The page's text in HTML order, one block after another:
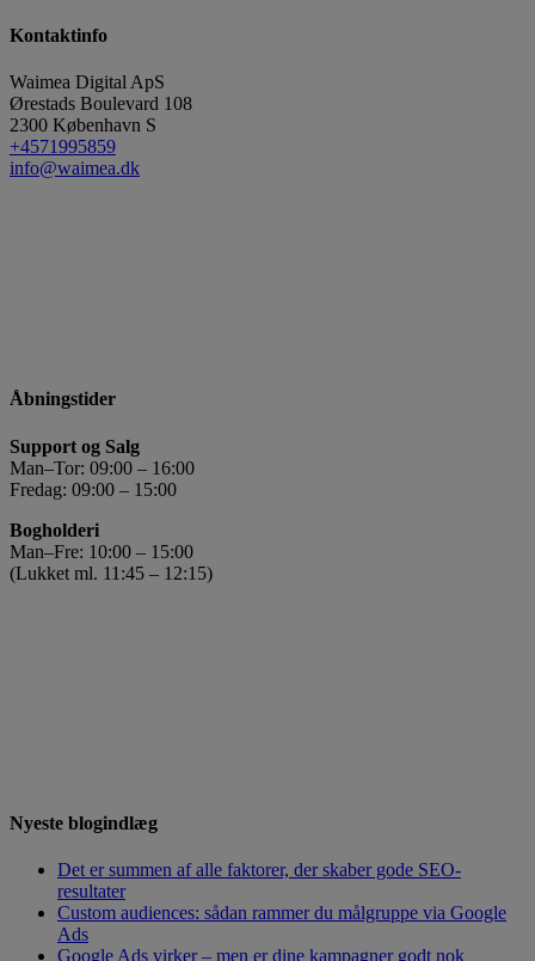
Kontaktinfo
Waimea Digital ApS
Ørestads Boulevard 108
2300 København S
+4571995859
info@waimea.dk
Åbningstider
Support og Salg
Man–Tor: 09:00 – 16:00
Fredag: 09:00 – 15:00
Bogholderi
Man–Fre: 10:00 – 15:00
(Lukket ml. 11:45 – 12:15)
Nyeste blogindlæg
Det er summen af alle faktorer, der skaber gode SEO-
resultater
Custom audiences: sådan rammer du målgruppe via Google
Ads
Google Ads virker – men er dine kampagner godt nok